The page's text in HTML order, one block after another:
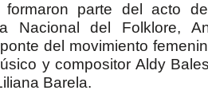
formaron parte del acto
Nacional del Folklore,
del movimiento
y compositor Aldy
Barela.